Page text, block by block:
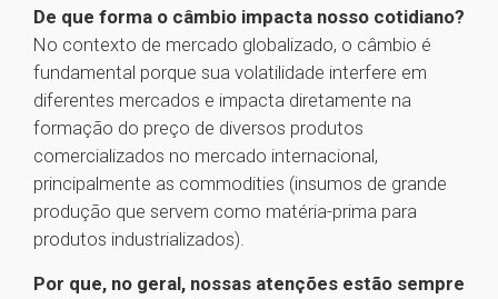
De que forma o câmbio impacta nosso cotidiano?
No contexto de mercado globalizado, o câmbio é
fundamental porque sua volatilidade interfere em
diferentes mercados e impacta diretamente na
formação do preço de diversos produtos
comercializados no mercado internacional,
principalmente as commodities (insumos de grande
produção que servem como matéria-prima para
produtos industrializados).
Por que, no geral, nossas atenções estão sempre